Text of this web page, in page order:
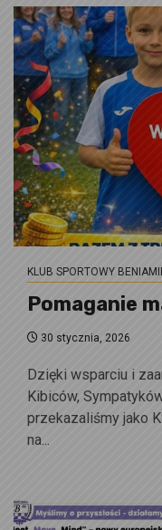
KLUB SPORTOWY
Pomaganie
30 stycznia, 2026
Dzięki wsparciu i
Kibiców,
przekazaliśmy jako
na...